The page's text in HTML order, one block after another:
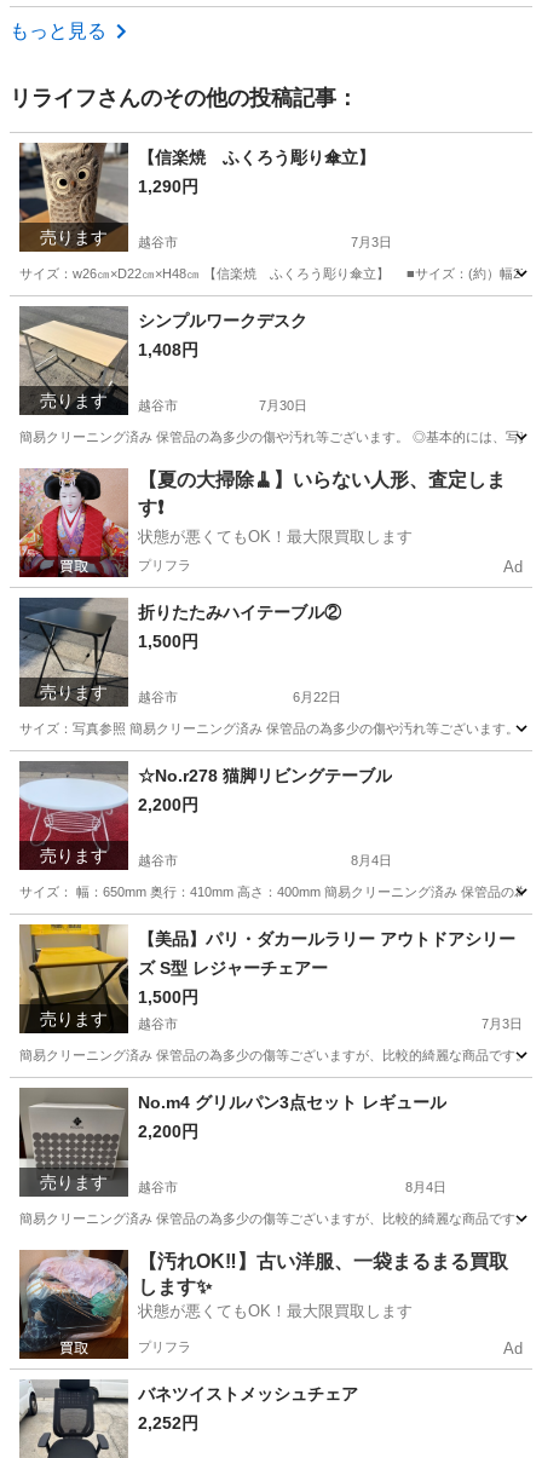
埼玉 羽生市
もっと見る
リライフさんのその他の投稿記事：
売ります
【信楽焼 ふくろう彫り傘立】
1,290円
越谷市 7月3日
サイズ：w26㎝×D22㎝×H48㎝ 【信楽焼 ふくろう彫り傘立】 ■サイズ：(約）幅
埼玉 越谷市 その他 ふくろう
売ります
シンプルワークデスク
1,408円
越谷市 7月30日
簡易クリーニング済み 保管品の為多少の傷や汚れ等ございます。 ◎基本的には、写
埼玉 越谷市 テーブル
【夏の大掃除🧹】いらない人形、査定しま
す❗️
状態が悪くてもOK！最大限買取します
プリフラ Ad
売ります
折りたたみハイテーブル②
1,500円
越谷市 6月22日
サイズ：写真参照 簡易クリーニング済み 保管品の為多少の傷や汚れ等ございます。
埼玉 越谷市 オフィス用家具 杉戸町
売ります
☆No.r278 猫脚リビングテーブル
2,200円
越谷市 8月4日
サイズ： 幅：650mm 奥行：410mm 高さ：400mm 簡易クリーニング済み 保管品の
埼玉 越谷市 テーブル リビング
売ります
【美品】パリ・ダカールラリー アウトドアシリー
ズ S型 レジャーチェアー
1,500円
越谷市 7月3日
簡易クリーニング済み 保管品の為多少の傷等ございますが、比較的綺麗な商品です
埼玉 越谷市 パリ
売ります
No.m4 グリルパン3点セット レギュール
2,200円
越谷市 8月4日
簡易クリーニング済み 保管品の為多少の傷等ございますが、比較的綺麗な商品です
埼玉 越谷市 キッチン家電 グリルパン
【汚れOK‼️】古い洋服、一袋まるまる買取
します✨
状態が悪くてもOK！最大限買取します
プリフラ Ad
バネツイストメッシュチェア
2,252円